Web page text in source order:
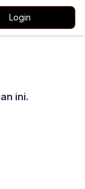
Login
ini.